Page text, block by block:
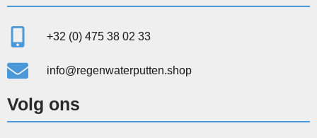
+32 (0) 475 38 02 33
info@regenwaterputten.shop
Volg ons